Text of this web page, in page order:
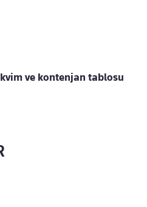
ve kontenjan tablosu